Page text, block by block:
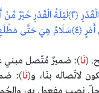
هِيَ حَتَّى مَطْلَعِ الْفَجْرِ ﴿٥﴾
(نَا): ضميرٌ مُتّصل مبني
لاتّصاله بنَا، و(نَا):